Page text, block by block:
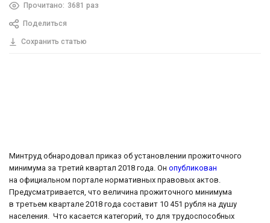
Прочитано: 3681 раз
Поделиться
Сохранить статью
Минтруд обнародовал приказ об установлении прожиточного
минимума за третий квартал 2018 года. Он опубликован
на официальном портале нормативных правовых актов.
Предусматривается, что величина прожиточного минимума
в третьем квартале 2018 года составит 10 451 рубля на душу
населения. Что касается категорий, то для трудоспособных